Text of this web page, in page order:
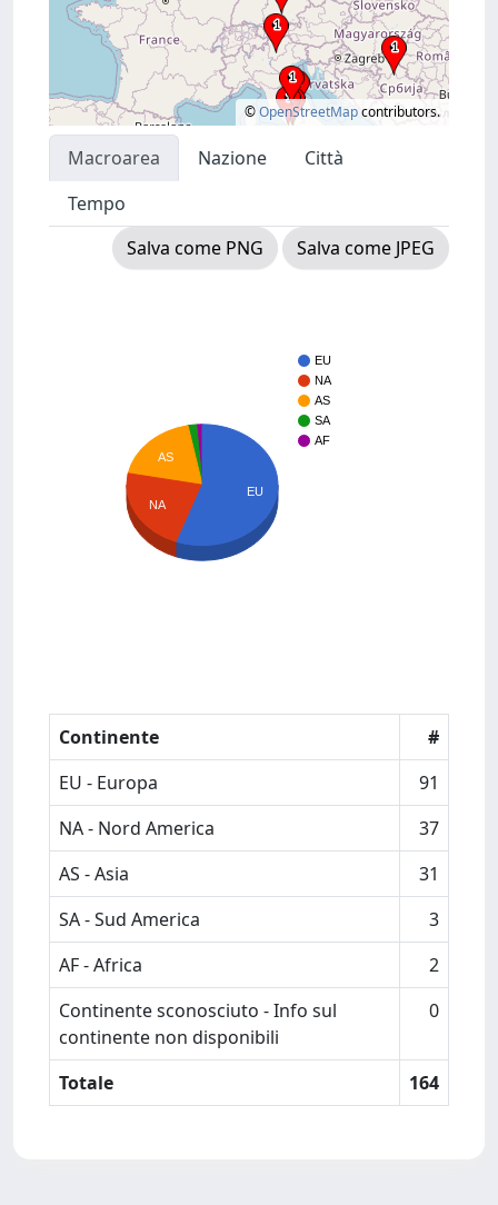
©OpenStreetMapcontributors.
Macroarea Nazione
Città
Tempo
Salva come PNG
Salva come JPEG
EU
NA
AS
SA
AF
AS
NA
EU
Continente
#
EU - Europa
91
NA - Nord America
37
AS - Asia
31
SA - Sud America
3
AF - Africa
2
Continente sconosciuto - Info sul
continente non disponibili
0
Totale 164